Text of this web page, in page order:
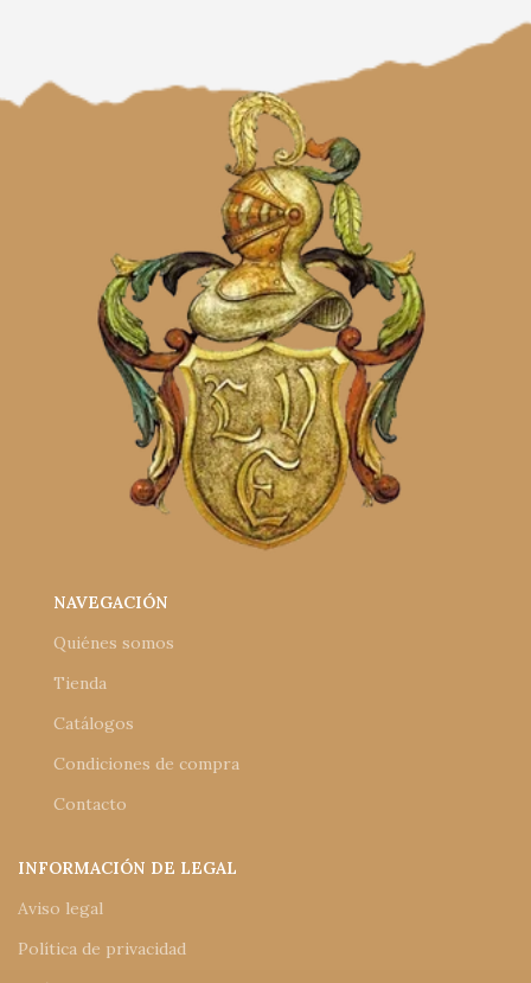
NAVEGACIÓN
Quiénes somos
Tienda
Catálogos
Condiciones de compra
Contacto
INFORMACIÓN DE LEGAL
Aviso legal
Política de privacidad